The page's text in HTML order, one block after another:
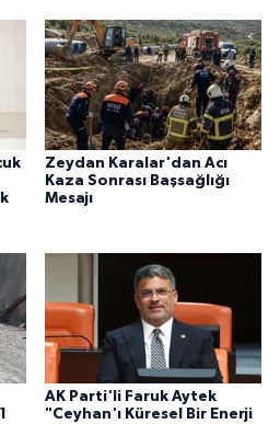
Zeydan Karalar'dan Acı
Kaza Sonrası Başsağlığı
Mesajı
AK Parti'li Faruk Aytek
"Ceyhan'ı Küresel Bir Enerji